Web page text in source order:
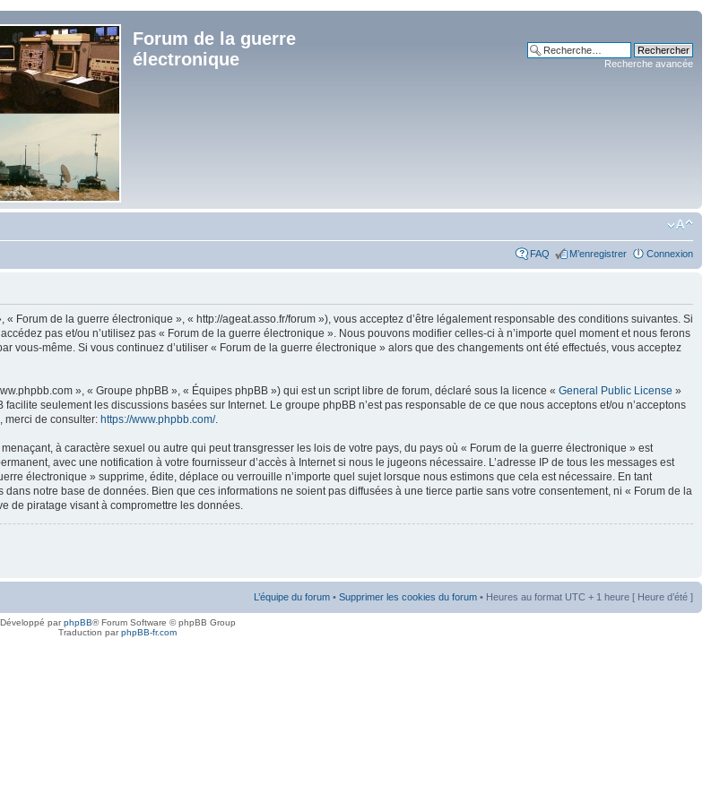
Forum de la guerre
électronique
Recherche avancée
FAQ M’enregistrer Connexion
Forum de la guerre électronique », « http://ageat.asso.fr/forum »), vous acceptez d’être légalement responsable des conditions suivantes. Si
pas et/ou n’utilisez pas « Forum de la guerre électronique ». Nous pouvons modifier celles-ci à n’importe quel moment et nous ferons
vous-même. Si vous continuez d’utiliser « Forum de la guerre électronique » alors que des changements ont été effectués, vous acceptez
», « Groupe phpBB », « Équipes phpBB ») qui est un script libre de forum, déclaré sous la licence « General Public License »
facilite seulement les discussions basées sur Internet. Le groupe phpBB n’est pas responsable de ce que nous acceptons et/ou n’acceptons
merci de consulter: https://www.phpbb.com/.
à caractère sexuel ou autre qui peut transgresser les lois de votre pays, du pays où « Forum de la guerre électronique » est
avec une notification à votre fournisseur d’accès à Internet si nous le jugeons nécessaire. L’adresse IP de tous les messages est
électronique » supprime, édite, déplace ou verrouille n’importe quel sujet lorsque nous estimons que cela est nécessaire. En tant
notre base de données. Bien que ces informations ne soient pas diffusées à une tierce partie sans votre consentement, ni « Forum de la
de piratage visant à compromettre les données.
L’équipe du forum • Supprimer les cookies du forum • Heures au format UTC + 1 heure [ Heure d’été ]
Développé parphpBB® Forum Software © phpBB Group
Traduction parphpBB-fr.com